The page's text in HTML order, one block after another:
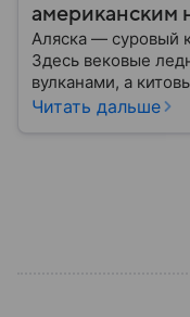
американским
Аляска — суровый
Здесь вековые
вулканами, а
северного сияния.
складывалась ее
Читать дальше